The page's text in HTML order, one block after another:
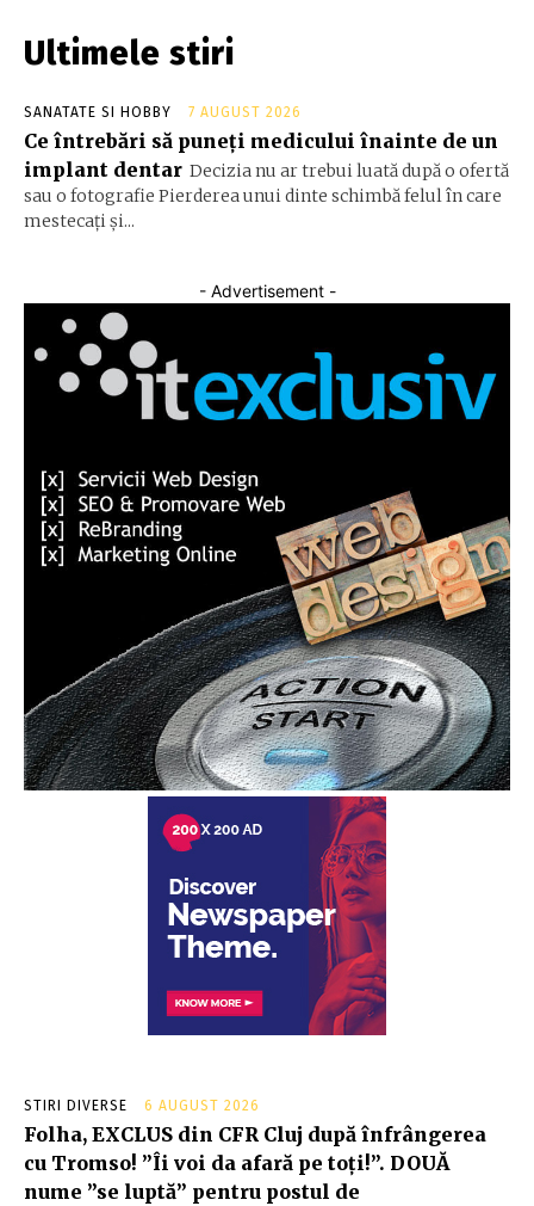
Ultimele stiri
SANATATE SI HOBBY 7 AUGUST 2026
Ce întrebări să puneți medicului înainte de un
implant dentar Decizia nu ar trebui luată după o ofertă
sau o fotografie Pierderea unui dinte schimbă felul în care
mestecați și...
- Advertisement -
STIRI DIVERSE 6 AUGUST 2026
Folha, EXCLUS din CFR Cluj după înfrângerea
cu Tromso! ”Îi voi da afară pe toți!”. DOUĂ
nume ”se luptă” pentru postul de